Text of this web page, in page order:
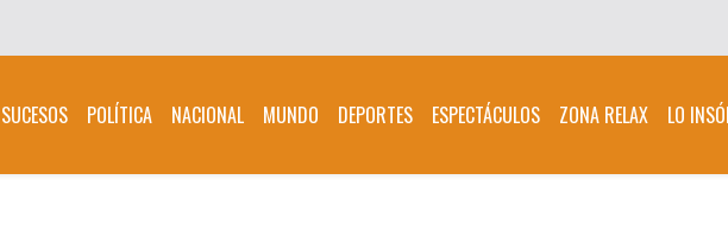
SUCESOS POLÍTICA NACIONAL MUNDO DEPORTES ESPECTÁCULOS ZONA RELAX LO